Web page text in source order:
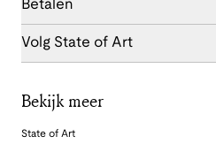
Betalen
Volg State of Art
Bekijk meer
State of Art